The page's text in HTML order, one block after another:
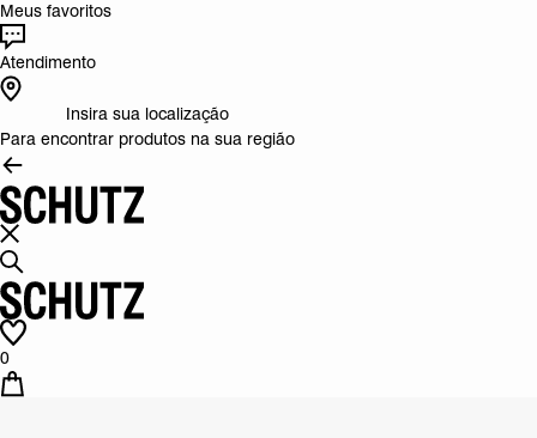
Meus favoritos
Atendimento
Insira sua localização
Para encontrar produtos na sua região
0